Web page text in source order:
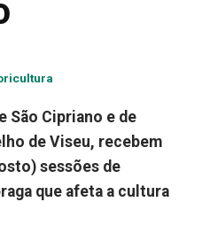
São Cipriano e de
de Viseu, recebem
sessões de
que afeta a cultura